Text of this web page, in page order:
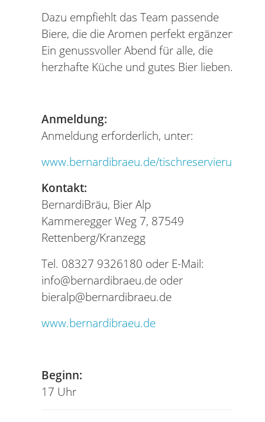
Dazu empfiehlt das Team passende
Biere, die die Aromen perfekt ergänzen.
Ein genussvoller Abend für alle, die
herzhafte Küche und gutes Bier lieben.
Anmeldung:
Anmeldung erforderlich, unter:
www.bernardibraeu.de/tischreservierung
Kontakt:
BernardiBräu, Bier Alp
Kammeregger Weg 7, 87549
Rettenberg/Kranzegg
Tel. 08327 9326180 oder E-Mail:
info@bernardibraeu.de oder
bieralp@bernardibraeu.de
www.bernardibraeu.de
Beginn:
17 Uhr